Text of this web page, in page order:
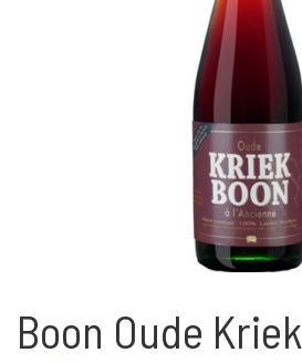
Boon Oude Kriek